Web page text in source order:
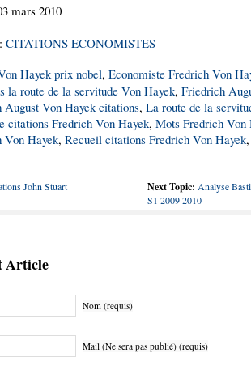
mars 2010
CITATIONS ECONOMISTES
Hayek prix nobel, Economiste Fredrich Von
la route de la servitude Von Hayek, Friedrich
August Von Hayek citations, La route de la
citations Fredrich Von Hayek, Mots Fredrich Von
Von Hayek, Recueil citations Fredrich Von Hayek
John Stuart
Next Topic: Analyse
S1 2009 2010
Article
Nom (requis)
Mail (Ne sera pas publié) (requis)